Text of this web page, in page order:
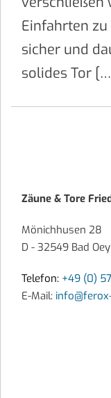
Einfahrten
sicher und
solides Tor
Zäune & Tore
Mönichhusen 28
D - 32549 Bad
Telefon: +49 (0)
E-Mail: